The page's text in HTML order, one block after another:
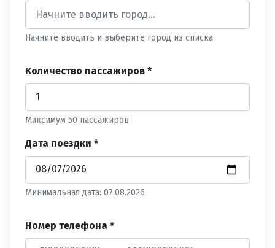
Начните вводить и выберите город из списка
Количество пассажиров *
Максимум 50 пассажиров
Дата поездки *
Минимальная дата: 07.08.2026
Номер телефона *